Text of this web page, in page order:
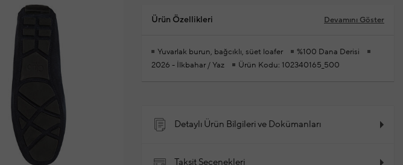
Ürün Özellikleri Devamını Göster
Yuvarlak burun, bağcıklı, süet loafer
%100 Dana Derisi
2026 - İlkbahar / Yaz
Ürün Kodu: 102340165_500
Detaylı Ürün Bilgileri ve Dokümanları
Taksit Seçenekleri